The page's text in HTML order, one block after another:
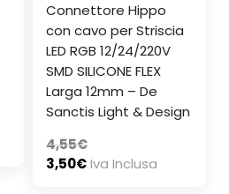
Connettore Hippo
con cavo per Striscia
LED RGB 12/24/220V
SMD SILICONE FLEX
Larga 12mm – De
Sanctis Light & Design
4,55€
3,50€Iva Inclusa